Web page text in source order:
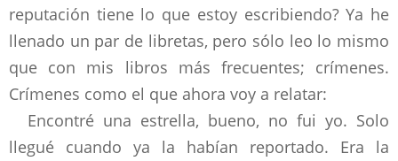
reputación tiene lo que estoy escribiendo? Ya he
llenado un par de libretas, pero sólo leo lo mismo
que con mis libros más frecuentes; crímenes.
Crímenes como el que ahora voy a relatar:
Encontré una estrella, bueno, no fui yo. Solo
llegué cuando ya la habían reportado. Era la